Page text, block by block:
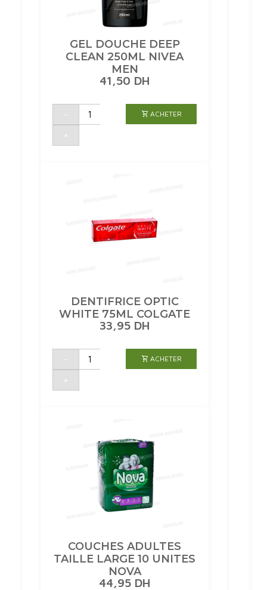
GEL DOUCHE DEEP
CLEAN 250ML NIVEA
MEN
41,50 DH
-
quantité
GEL
CLEAN
+
ACHETER
DENTIFRICE OPTIC
WHITE 75ML COLGATE
33,95 DH
-
quantité
DENTIFRICE
75ML
+
ACHETER
COUCHES ADULTES
TAILLE LARGE 10 UNITES
NOVA
44,95 DH